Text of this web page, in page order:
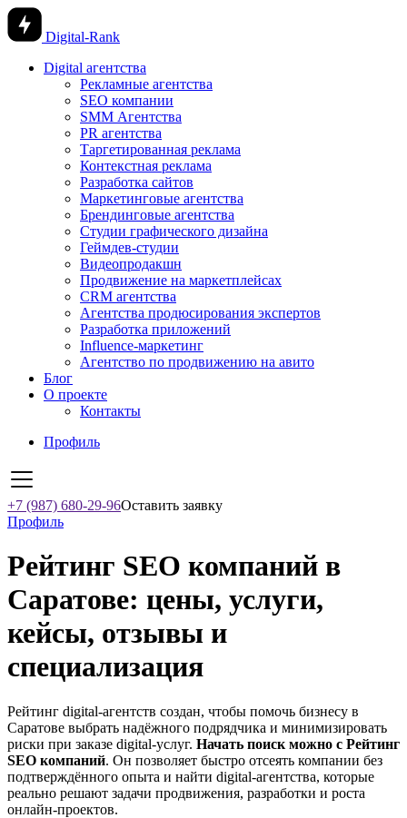
Digital-Rank
Digital агентства
Рекламные агентства
SEO компании
SMM Агентства
PR агентства
Таргетированная реклама
Контекстная реклама
Разработка сайтов
Маркетинговые агентства
Брендинговые агентства
Студии графического дизайна
Геймдев-студии
Видеопродакшн
Продвижение на маркетплейсах
CRM агентства
Агентства продюсирования экспертов
Разработка приложений
Influence-маркетинг
Агентство по продвижению на авито
Блог
О проекте
Контакты
Профиль
+7 (987) 680-29-96Оставить заявку
Профиль
Рейтинг SEO компаний в
Саратове: цены, услуги,
кейсы, отзывы и
специализация
Рейтинг digital-агентств создан, чтобы помочь бизнесу в
Саратове выбрать надёжного подрядчика и минимизировать
риски при заказе digital-услуг. Начать поиск можно с Рейтинг
SEO компаний. Он позволяет быстро отсеять компании без
подтверждённого опыта и найти digital-агентства, которые
реально решают задачи продвижения, разработки и роста
онлайн-проектов.